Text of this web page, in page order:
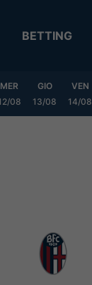
BETTING
MER
08
GIO
13/08
VEN
14/08